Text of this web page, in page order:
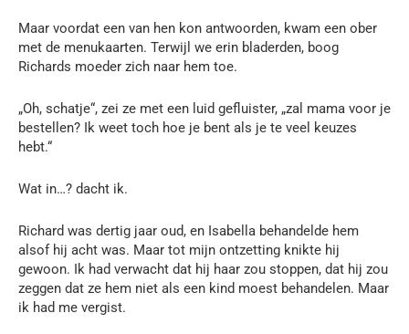
Maar voordat een van hen kon antwoorden, kwam een ober
met de menukaarten. Terwijl we erin bladerden, boog
Richards moeder zich naar hem toe.
„Oh, schatje“, zei ze met een luid gefluister, „zal mama voor je
bestellen? Ik weet toch hoe je bent als je te veel keuzes
hebt.“
Wat in…? dacht ik.
Richard was dertig jaar oud, en Isabella behandelde hem
alsof hij acht was. Maar tot mijn ontzetting knikte hij
gewoon. Ik had verwacht dat hij haar zou stoppen, dat hij zou
zeggen dat ze hem niet als een kind moest behandelen. Maar
ik had me vergist.